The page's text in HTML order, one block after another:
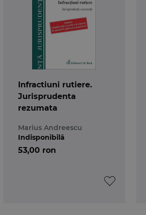
Infractiuni rutiere.
Jurisprudenta
rezumata
Marius Andreescu
53,00 ron
Indisponibilă